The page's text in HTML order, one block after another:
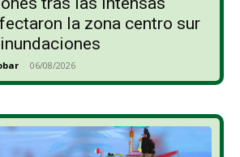
la zona centro sur
- 06/08/2026